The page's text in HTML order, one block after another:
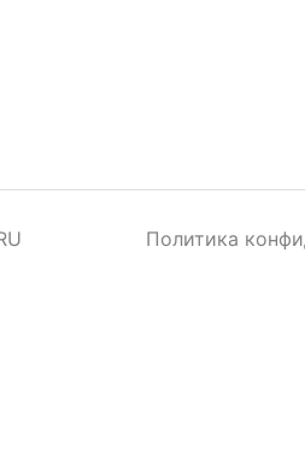
Политика